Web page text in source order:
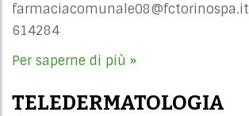
farmaciacomunale08@fctorinospa.it
614284
Per saperne di più »
TELEDERMATOLOGIA